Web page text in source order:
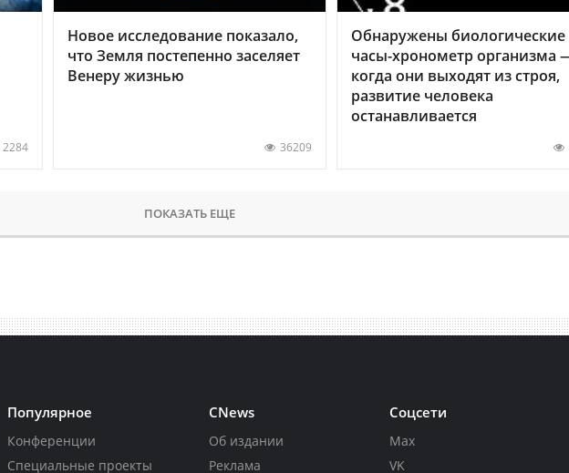
2284
Новое исследование показало,
что Земля постепенно заселяет
Венеру жизнью
36209
Обнаружены биологические
часы-хронометр организма
когда они выходят из строя,
развитие человека
останавливается
ПОКАЗАТЬ ЕЩЕ
Популярное
Конференции
Специальные проекты
CNews
Об издании
Реклама
Соцсети
Max
VK